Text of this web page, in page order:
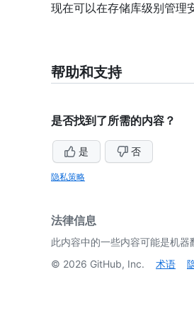
现在可以在存储库级别管理
帮助和支持
是否找到了所需的内容？
是 否
隐私策略
法律信息
此内容中的一些内容可能是机器
© 2026 GitHub, Inc. 术语